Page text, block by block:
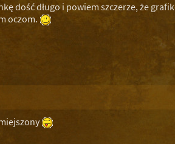
dość długo i powiem szczerze, że
oczom.